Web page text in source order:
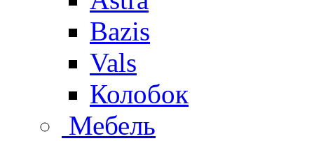
Bazis
Vals
Колобок
Мебель